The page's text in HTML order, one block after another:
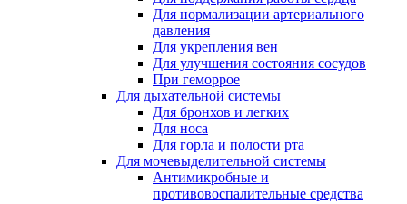
Для нормализации артериального
давления
Для укрепления вен
Для улучшения состояния сосудов
При геморрое
Для дыхательной системы
Для бронхов и легких
Для носа
Для горла и полости рта
Для мочевыделительной системы
Антимикробные и
противовоспалительные средства